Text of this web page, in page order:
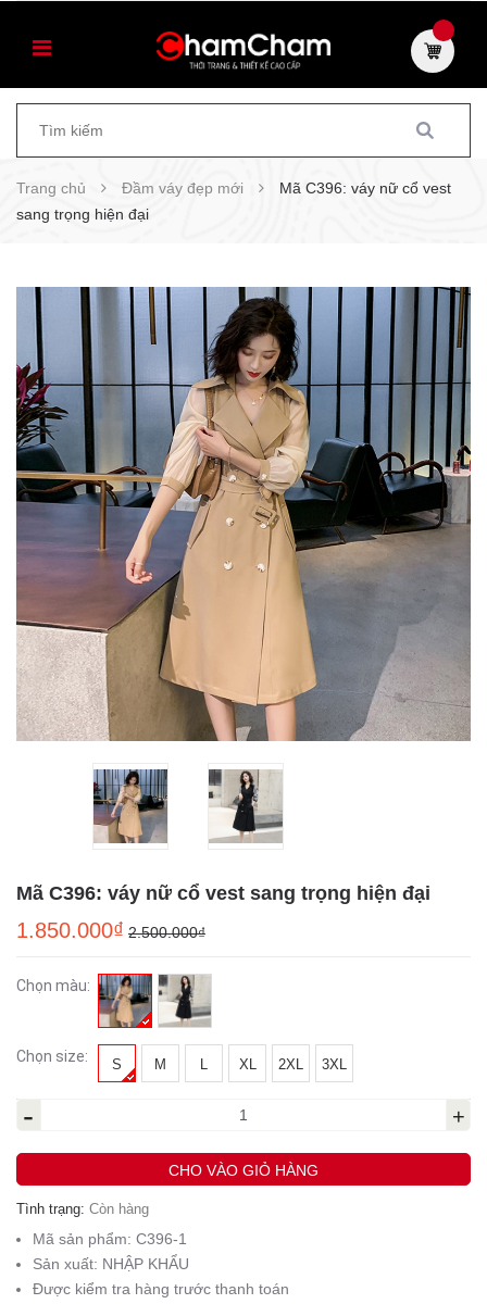
Trang chủ Đầm váy đẹp mới
Mã C396: váy nữ cổ vest
sang trọng hiện đại
Mã C396: váy nữ cổ vest sang trọng hiện đại
1.850.000₫ 2.500.000₫
Chọn màu:
Chọn size: S M L XL 2XL 3XL
- +
CHO VÀO GIỎ HÀNG
Tình trạng: Còn hàng
Mã sản phẩm: C396-1
Sản xuất: NHẬP KHẨU
Được kiểm tra hàng trước thanh toán